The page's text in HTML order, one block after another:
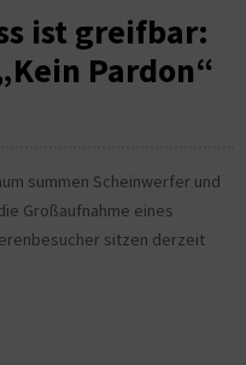
ist greifbar:
Pardon“
summen Scheinwerfer und
Großaufnahme eines
sitzen derzeit